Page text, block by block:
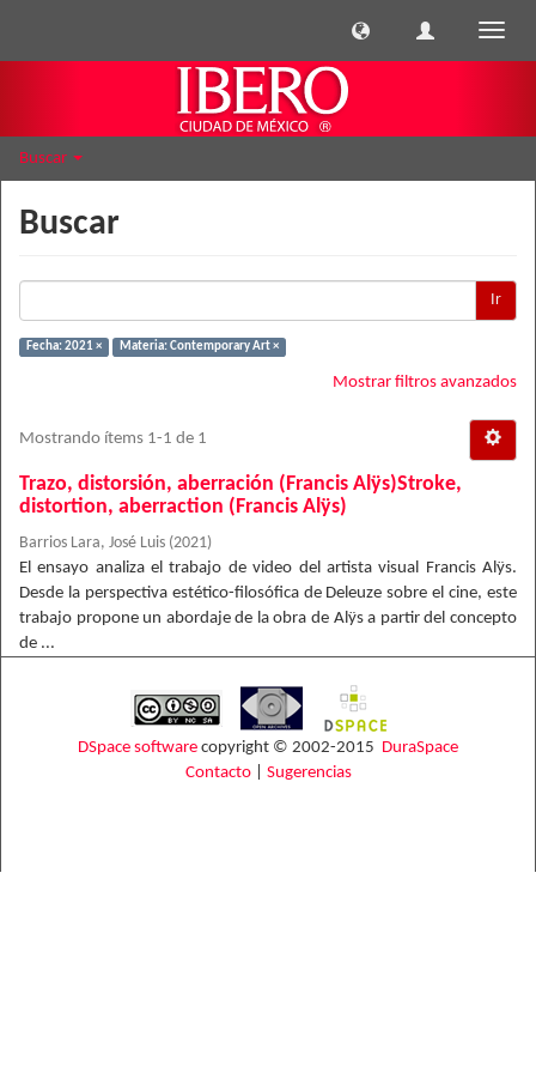
Buscar
Buscar
Ir
Fecha: 2021 × Materia: Contemporary Art ×
Mostrar filtros avanzados
Mostrando ítems 1-1 de 1
Trazo, distorsión, aberración (Francis Alÿs)Stroke,
distortion, aberraction (Francis Alÿs)
Barrios Lara, José Luis (2021)
El ensayo analiza el trabajo de video del artista visual Francis Alÿs.
Desde la perspectiva estético-filosófica de Deleuze sobre el cine, este
trabajo propone un abordaje de la obra de Alÿs a partir del concepto
de ...
DSpace software copyright © 2002-2015 DuraSpace
Contacto| Sugerencias